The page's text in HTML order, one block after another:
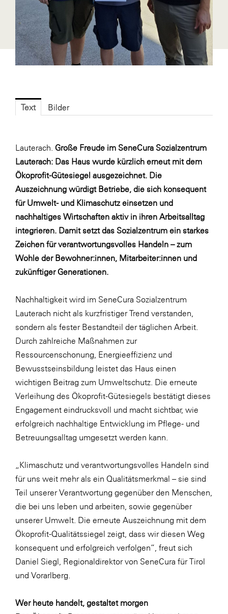
Fressnapf
FRoSTA
FV Energierohstoff & Kraftstoff
Gardena
GBV - Verband gemeinnütziger
Bauvereinigungen
Heimat Österreich
ikp
Johnson & Johnson
JELD-WEN DANA
kosaplaner
LAT Nitrogen
Libro
Lidl Österreich
MTH Retail Group
OMV
OptimaMed
PAGRO
PHH Rechtsanwält:innen
Primark
Salesforce
sebamed
SERVICE&MORE
SKINUANCE®
Somfy
Sony DADC
SPIEGLTEC
STIHL Tirol
TAG GmbH
Text Bilder
Lauterach. Große Freude im SeneCura Sozialzentrum
Lauterach: Das Haus wurde kürzlich erneut mit dem
Ökoprofit-Gütesiegel ausgezeichnet. Die
Auszeichnung würdigt Betriebe, die sich konsequent
für Umwelt- und Klimaschutz einsetzen und
nachhaltiges Wirtschaften aktiv in ihren Arbeitsalltag
integrieren. Damit setzt das Sozialzentrum ein starkes
Zeichen für verantwortungsvolles Handeln – zum
Wohle der Bewohner:innen, Mitarbeiter:innen und
zukünftiger Generationen.
Nachhaltigkeit wird im SeneCura Sozialzentrum
Lauterach nicht als kurzfristiger Trend verstanden,
sondern als fester Bestandteil der täglichen Arbeit.
Durch zahlreiche Maßnahmen zur
Ressourcenschonung, Energieeffizienz und
Bewusstseinsbildung leistet das Haus einen
wichtigen Beitrag zum Umweltschutz. Die erneute
Verleihung des Ökoprofit-Gütesiegels bestätigt dieses
Engagement eindrucksvoll und macht sichtbar, wie
erfolgreich nachhaltige Entwicklung im Pflege- und
Betreuungsalltag umgesetzt werden kann.
„Klimaschutz und verantwortungsvolles Handeln sind
für uns weit mehr als ein Qualitätsmerkmal – sie sind
Teil unserer Verantwortung gegenüber den Menschen,
die bei uns leben und arbeiten, sowie gegenüber
unserer Umwelt. Die erneute Auszeichnung mit dem
Ökoprofit-Qualitätssiegel zeigt, dass wir diesen Weg
konsequent und erfolgreich verfolgen“, freut sich
Daniel Siegl, Regionaldirektor von SeneCura für Tirol
und Vorarlberg.
Wer heute handelt, gestaltet morgen